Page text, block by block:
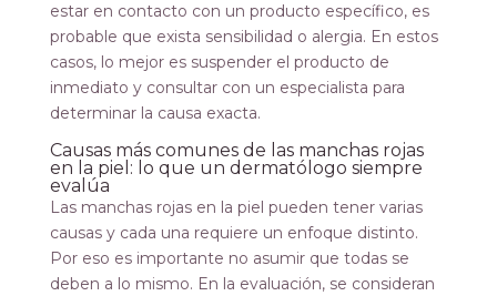
estar en contacto con un producto específico, es
probable que exista sensibilidad o alergia. En estos
casos, lo mejor es suspender el producto de
inmediato y consultar con un especialista para
determinar la causa exacta.
Causas más comunes de las manchas rojas
en la piel: lo que un dermatólogo siempre
evalúa
Las manchas rojas en la piel pueden tener varias
causas y cada una requiere un enfoque distinto.
Por eso es importante no asumir que todas se
deben a lo mismo. En la evaluación, se consideran